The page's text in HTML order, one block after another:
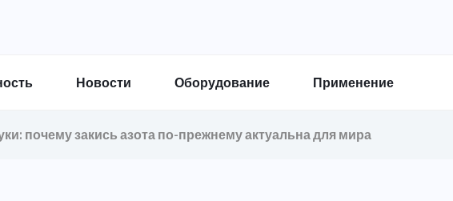
Новости Оборудование Применение
почему закись азота по-прежнему актуальна для мира